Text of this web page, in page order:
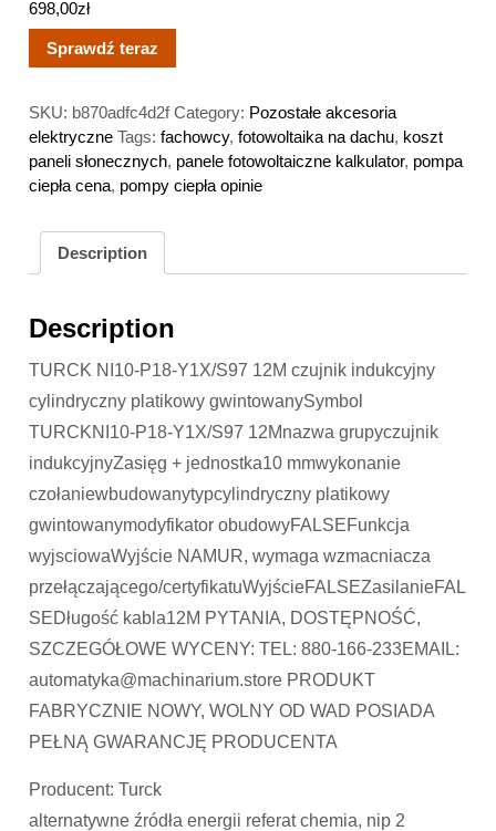
698,00zł
Sprawdź teraz
SKU: b870adfc4d2f Category: Pozostałe akcesoria
elektryczne Tags:fachowcy,fotowoltaika na dachu, koszt
paneli słonecznych, panele fotowoltaiczne kalkulator, pompa
ciepła cena, pompy ciepła opinie
Description
Description
TURCK NI10-P18-Y1X/S97 12M czujnik indukcyjny
cylindryczny platikowy gwintowanySymbol
TURCKNI10-P18-Y1X/S97 12Mnazwa grupyczujnik
indukcyjnyZasięg + jednostka10 mmwykonanie
czołaniewbudowanytypcylindryczny platikowy
gwintowanymodyfikator obudowyFALSEFunkcja
wyjsciowaWyjście NAMUR, wymaga wzmacniacza
przełączającego/certyfikatuWyjścieFALSEZasilanieFAL
SEDługość kabla12M PYTANIA, DOSTĘPNOŚĆ,
SZCZEGÓŁOWE WYCENY: TEL: 880-166-233EMAIL:
automatyka@machinarium.store PRODUKT
FABRYCZNIE NOWY, WOLNY OD WAD POSIADA
PEŁNĄ GWARANCJĘ PRODUCENTA
Producent: Turck
alternatywne źródła energii referat chemia, nip 2